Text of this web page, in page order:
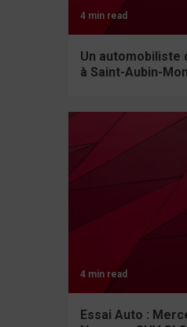
4 min read
Un automobiliste
à Saint-Aubin-
4 min read
Essai Auto :